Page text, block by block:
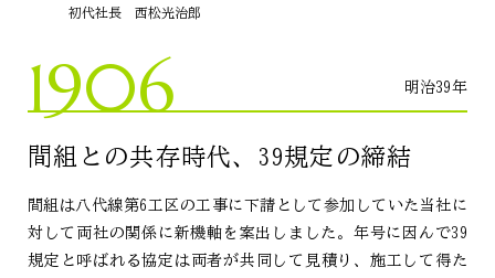
初代社長 西松光治郎
1906 明治39年
間組との共存時代、39規定の締結
間組は八代線第6工区の工事に下請として参加していた当社に
対して両社の関係に新機軸を案出しました。年号に因んで39
規定と呼ばれる協定は両者が共同して見積り、施工して得た